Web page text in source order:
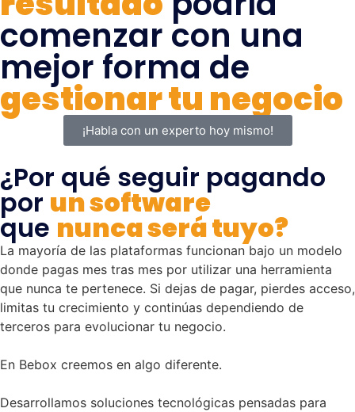
comenzar con una
mejor forma de
gestionar tu negocio
¡Habla con un experto hoy mismo!
¿Por qué seguir pagando
por un software
que nunca será tuyo?
La mayoría de las plataformas funcionan bajo un modelo
donde pagas mes tras mes por utilizar una herramienta
que nunca te pertenece. Si dejas de pagar, pierdes acceso,
limitas tu crecimiento y continúas dependiendo de
terceros para evolucionar tu negocio.
En Bebox creemos en algo diferente.
Desarrollamos soluciones tecnológicas pensadas para